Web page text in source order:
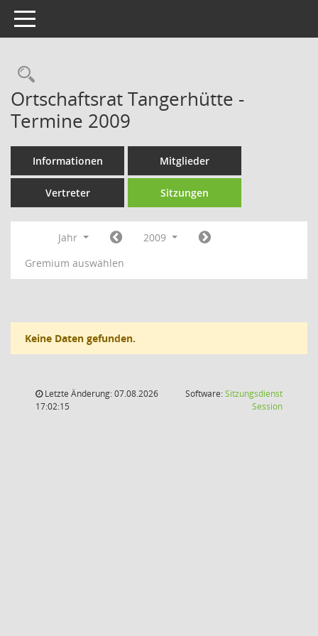
Toggle navigation
Rechercheauswahl
Ortschaftsrat Tangerhütte -
Termine 2009
Informationen Mitglieder
Vertreter Sitzungen
Jahr
2009
Gremium auswählen
Keine Daten gefunden.
Letzte Änderung: 07.08.2026
17:02:15
Software:Sitzungsdienst
Session(Wird in